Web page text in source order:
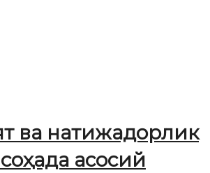
ва натижадорлик
асосий